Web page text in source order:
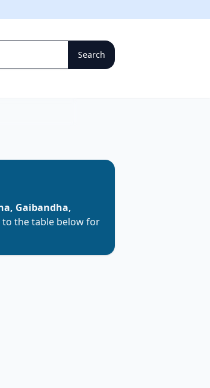
Gaibandha,
to the table below for